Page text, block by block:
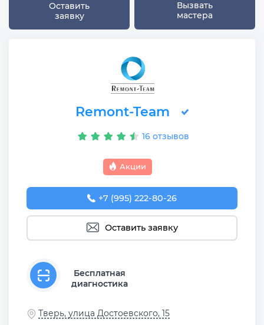
Оставить
заявку
Вызвать
мастера
Remont-Team
16 отзывов
Акции
+7 (995) 222-80-26
Оставить заявку
Бесплатная
диагностика
Тверь, улица Достоевского, 15